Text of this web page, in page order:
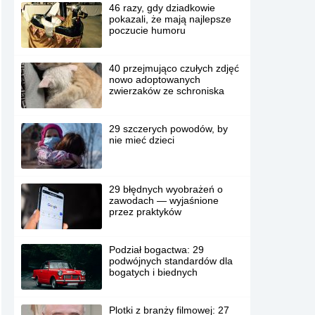
46 razy, gdy dziadkowie
pokazali, że mają najlepsze
poczucie humoru
40 przejmująco czułych zdjęć
nowo adoptowanych
zwierzaków ze schroniska
29 szczerych powodów, by
nie mieć dzieci
29 błędnych wyobrażeń o
zawodach — wyjaśnione
przez praktyków
Podział bogactwa: 29
podwójnych standardów dla
bogatych i biednych
Plotki z branży filmowej: 27